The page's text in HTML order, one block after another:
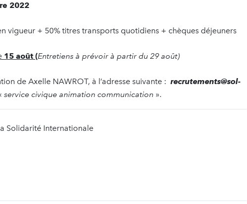
2022
vigueur + 50% titres transports quotidiens + chèques déjeuners
15 août (Entretiens à prévoir à partir du 29 août)
de Axelle NAWROT, à l’adresse suivante : recrutements@sol-
service civique animation communication ».
Solidarité Internationale